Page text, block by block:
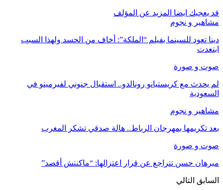
قد يعجبك ايضا المزيد عن المؤلف
مشاهير و نجوم
دينا تعود للسينما بفيلم “الملكة”: أخاف من الحسد ولهذا السبب
ابتعدت
صوت و صورة
لم يحدث مع كريستيانو رونالدو.. استقبال جنوني لفيرمينو في
السعودية
مشاهير و نجوم
بعد تكريمها بمهرجان الرباط.. هالة صدقي تشكر المغرب
صوت و صورة
ميرهان حسن تتراجع عن قرار اعتزالها: “ماكنتش أقصد”
السابق التالي